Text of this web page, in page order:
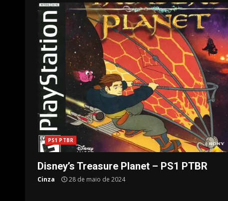
PS1 PTBR
Disney’s Treasure Planet – PS1 PTBR
Cinza 28 de maio de 2024